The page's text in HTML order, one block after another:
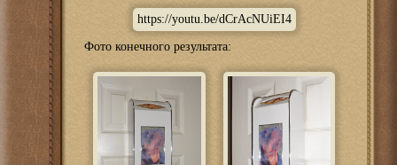
https://youtu.be/dCrAcNUiEI4
Фото конечного результата: